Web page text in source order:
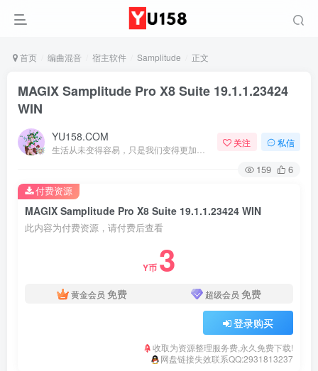
首页 编曲混音 宿主软件 Samplitude 正文
MAGIX Samplitude Pro X8 Suite 19.1.1.23424
WIN
YU158.COM 关注 私信
159 6
MAGIX Samplitude Pro X8 Suite 19.1.1.23424 WIN
此内容为付费资源，请付费后查看
Y币 3
黄金会员 免费 超级会员 免费
登录购买
收取为资源整理服务费,永久免费下载!
网盘链接失效联系QQ:2931813237
付费资源